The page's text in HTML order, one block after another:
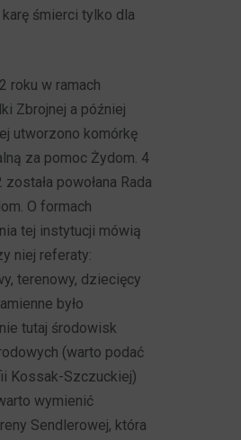
śmierci tylko dla
roku w ramach
Zbrojnej a później
utworzono komórkę
za pomoc Żydom. 4
powołana Rada
O formach
tej instytucji mówią
niej referaty:
terenowy, dziecięcy
było
tutaj środowisk
(warto podać
Kossak-Szczuckiej)
wymienić
Sendlerowej, która